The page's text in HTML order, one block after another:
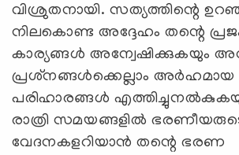
വിശ്രുതനായി. സത്യത്തിന്റെ
നിലകൊണ്ട അദ്ദേഹം തന്റെ
കാര്യങ്ങള്‍ അന്വേഷിക്കുകയും
പ്രശ്‌നങ്ങള്‍ക്കെല്ലാം അര്‍ഹമായ
പരിഹാരങ്ങള്‍
രാത്രി സമയങ്ങളില്‍
വേദനകളറിയാന്‍ തന്റെ ഭരണ